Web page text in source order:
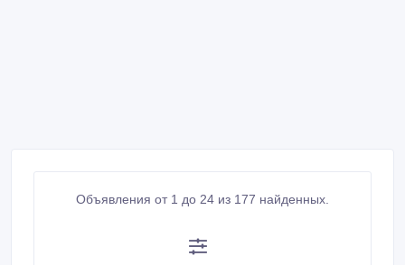
Объявления от 1 до 24 из 177 найденных.